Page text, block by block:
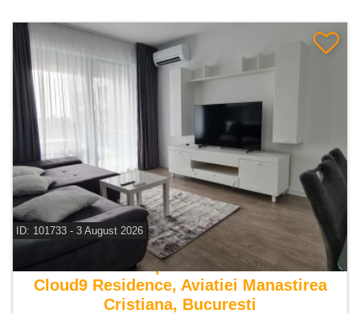
ID: 101733 - 3 August 2026
De inchiriat apartament 3 camere
Cloud9 Residence, Aviatiei Manastirea
Cristiana, Bucuresti